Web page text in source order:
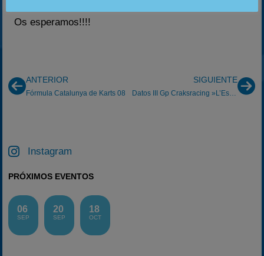
Os esperamos!!!!
ANTERIOR
Fórmula Catalunya de Karts 08
SIGUIENTE
Datos III Gp Craksracing »L’Escala»
Instagram
PRÓXIMOS EVENTOS
06
SEP
20
SEP
18
OCT